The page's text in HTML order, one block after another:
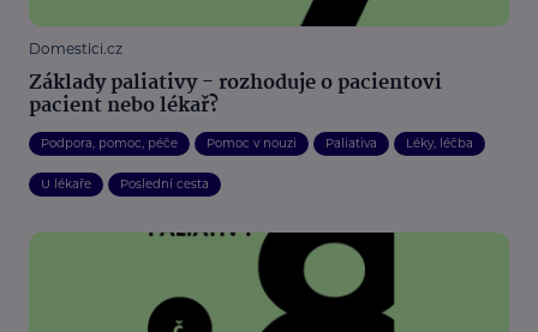
Domestici.cz
Základy paliativy - rozhoduje o pacientovi
pacient nebo lékař?
Podpora, pomoc, péče Pomoc v nouzi Paliativa Léky, léčba
U lékaře Poslední cesta